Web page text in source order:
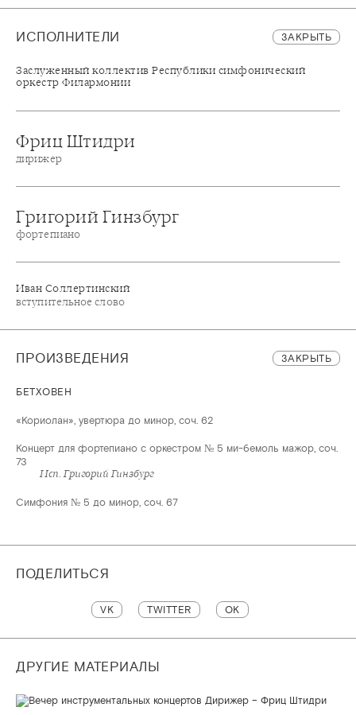
ИСПОЛНИТЕЛИ ЗАКРЫТЬ
Заслуженный коллектив Республики симфонический
оркестр Филармонии
Фриц Штидри
дирижер
Григорий Гинзбург
фортепиано
Иван Соллертинский
вступительное слово
ПРОИЗВЕДЕНИЯ ЗАКРЫТЬ
БЕТХОВЕН
«Кориолан», увертюра до минор, соч. 62
Концерт для фортепиано с оркестром № 5 ми-бемоль мажор, соч.
73
Исп. Григорий Гинзбург
Симфония № 5 до минор, соч. 67
ПОДЕЛИТЬСЯ
VK TWITTER OK
ДРУГИЕ МАТЕРИАЛЫ